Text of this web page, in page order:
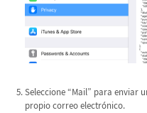
Seleccione “Mail” para enviar
propio correo electrónico.